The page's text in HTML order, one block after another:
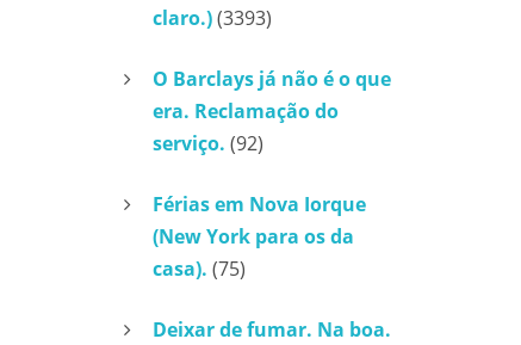
claro.)(3393)
O Barclays já não é o que
era. Reclamação do
serviço. (92)
Férias em Nova Iorque
(New York para os da
casa). (75)
Deixar de fumar. Na boa.